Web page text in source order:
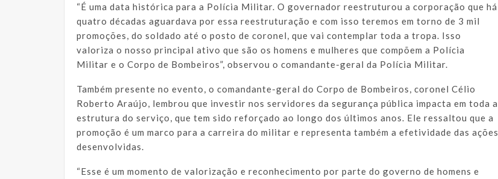
“É uma data histórica para a Polícia Militar. O governador reestruturou a corporação que há
quatro décadas aguardava por essa reestruturação e com isso teremos em torno de 3 mil
promoções, do soldado até o posto de coronel, que vai contemplar toda a tropa. Isso
valoriza o nosso principal ativo que são os homens e mulheres que compõem a Polícia
Militar e o Corpo de Bombeiros”, observou o comandante-geral da Polícia Militar.
Também presente no evento, o comandante-geral do Corpo de Bombeiros, coronel Célio
Roberto Araújo, lembrou que investir nos servidores da segurança pública impacta em toda a
estrutura do serviço, que tem sido reforçado ao longo dos últimos anos. Ele ressaltou que a
promoção é um marco para a carreira do militar e representa também a efetividade das ações
desenvolvidas.
“Esse é um momento de valorização e reconhecimento por parte do governo de homens e